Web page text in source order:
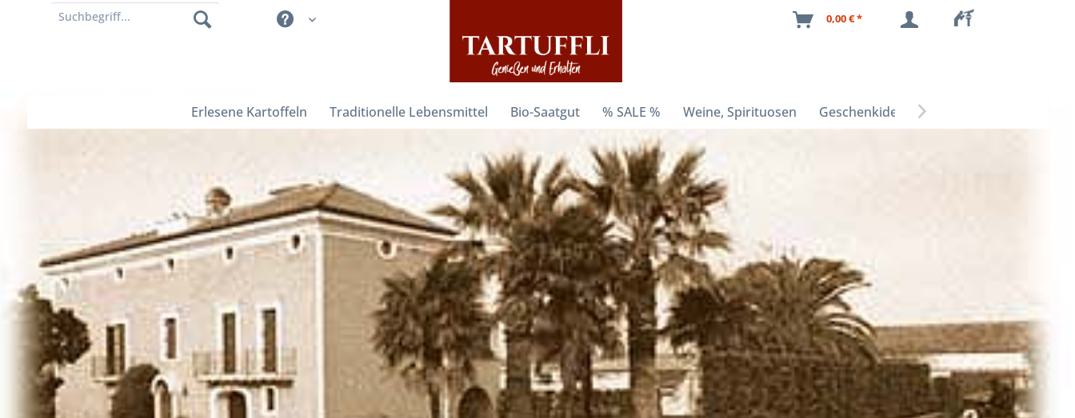
0,00 € *
Erlesene Kartoffeln Traditionelle Lebensmittel Bio-Saatgut % SALE % Weine, Spirituosen Geschenkideen 